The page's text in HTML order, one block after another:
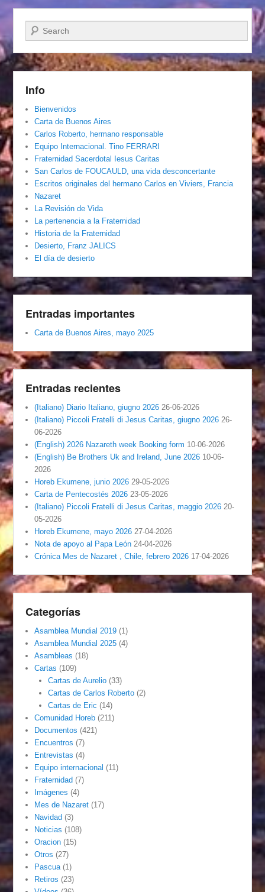
Buscar
Info
Bienvenidos
Carta de Buenos Aires
Carlos Roberto, hermano responsable
Equipo Internacional. Tino FERRARI
Fraternidad Sacerdotal Iesus Caritas
San Carlos de FOUCAULD, una vida desconcertante
Escritos originales del hermano Carlos en Viviers, Francia
Nazaret
La Revisión de Vida
La pertenencia a la Fraternidad
Historia de la Fraternidad
Desierto, Franz JALICS
El día de desierto
Entradas importantes
Carta de Buenos Aires, mayo 2025
Entradas recientes
(Italiano) Diario Italiano, giugno 2026 26-06-2026
(Italiano) Piccoli Fratelli di Jesus Caritas, giugno 2026 26-
06-2026
(English) 2026 Nazareth week Booking form 10-06-2026
(English) Be Brothers Uk and Ireland, June 2026 10-06-
2026
Horeb Ekumene, junio 2026 29-05-2026
Carta de Pentecostés 2026 23-05-2026
(Italiano) Piccoli Fratelli di Jesus Caritas, maggio 2026 20-
05-2026
Horeb Ekumene, mayo 2026 27-04-2026
Nota de apoyo al Papa León 24-04-2026
Crónica Mes de Nazaret , Chile, febrero 2026 17-04-2026
Categorías
Asamblea Mundial 2019 (1)
Asamblea Mundial 2025 (4)
Asambleas (18)
Cartas (109)
Cartas de Aurelio(33)
Cartas de Carlos Roberto(2)
Cartas de Eric (14)
Comunidad Horeb (211)
Documentos (421)
Encuentros (7)
Entrevistas (4)
Equipo internacional (11)
Fraternidad (7)
Imágenes (4)
Mes de Nazaret (17)
Navidad (3)
Noticias (108)
Oracion (15)
Otros (27)
Pascua (1)
Retiros (23)